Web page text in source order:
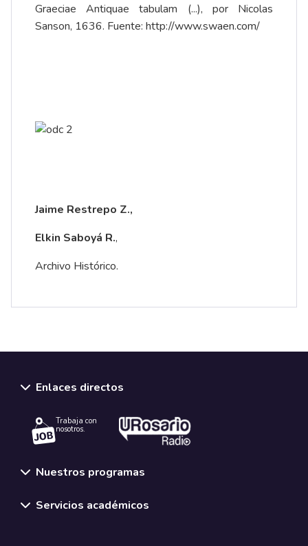
Graeciae Antiquae tabulam (...), por Nicolas
Sanson, 1636. Fuente: http://www.swaen.com/
Jaime Restrepo Z.,
Elkin Saboyá R.,
Archivo Histórico.
Enlaces directos
Trabaja con
nosotros.
Nuestros programas
Servicios académicos